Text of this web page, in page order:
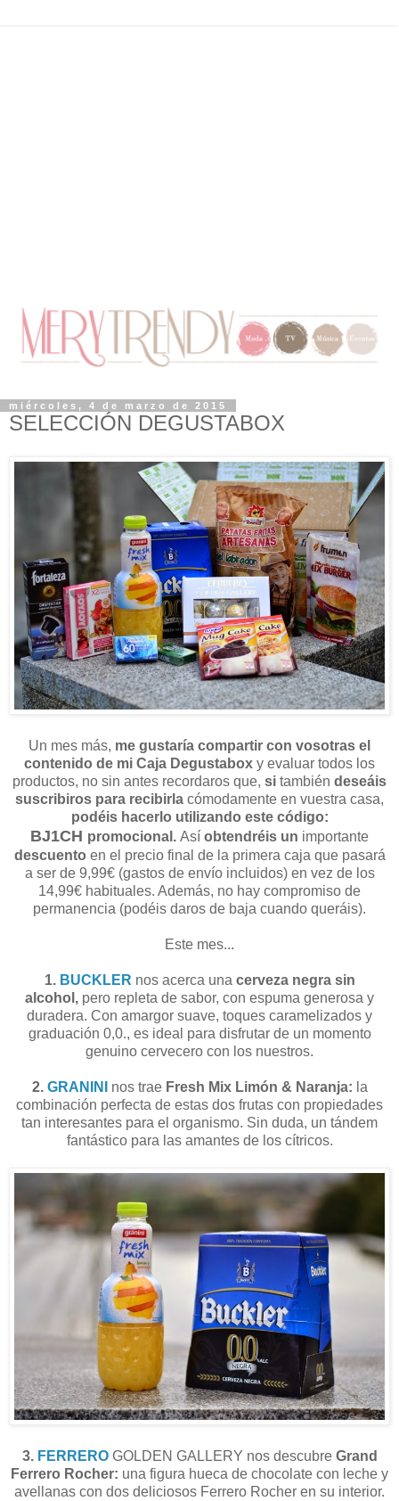
miércoles, 4 de marzo de 2015
SELECCIÓN DEGUSTABOX
Un mes más, me gustaría compartir con vosotras el
contenido de mi Caja Degustabox y evaluar todos los
productos, no sin antes recordaros que, si también deseáis
suscribiros para recibirla cómodamente en vuestra casa,
podéis hacerlo utilizando este código:
BJ1CH promocional. Así obtendréis un importante
descuento en el precio final de la primera caja que pasará
a ser de 9,99€ (gastos de envío incluidos) en vez de los
14,99€ habituales. Además, no hay compromiso de
permanencia (podéis daros de baja cuando queráis).
Este mes...
1. BUCKLER nos acerca una cerveza negra sin
alcohol, pero repleta de sabor, con espuma generosa y
duradera. Con amargor suave, toques caramelizados y
graduación 0,0., es ideal para disfrutar de un momento
genuino cervecero con los nuestros.
2. GRANINI nos trae Fresh Mix Limón & Naranja: la
combinación perfecta de estas dos frutas con propiedades
tan interesantes para el organismo. Sin duda, un tándem
fantástico para las amantes de los cítricos.
3. FERREROGOLDEN GALLERY nos descubre Grand
Ferrero Rocher: una figura hueca de chocolate con leche y
avellanas con dos deliciosos Ferrero Rocher en su interior.